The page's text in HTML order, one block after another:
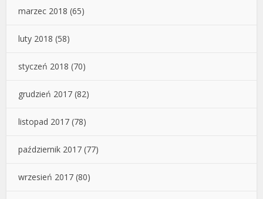
marzec 2018 (65)
luty 2018 (58)
styczeń 2018 (70)
grudzień 2017 (82)
listopad 2017 (78)
październik 2017 (77)
wrzesień 2017 (80)